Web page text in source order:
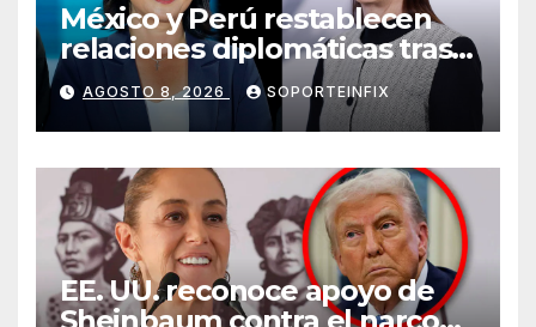
México y Perú restablecen
relaciones diplomáticas tras
cuatro años de
enfrentamientos
AGOSTO 8, 2026 SOPORTEINFIX
EE. UU. reconoce apoyo de